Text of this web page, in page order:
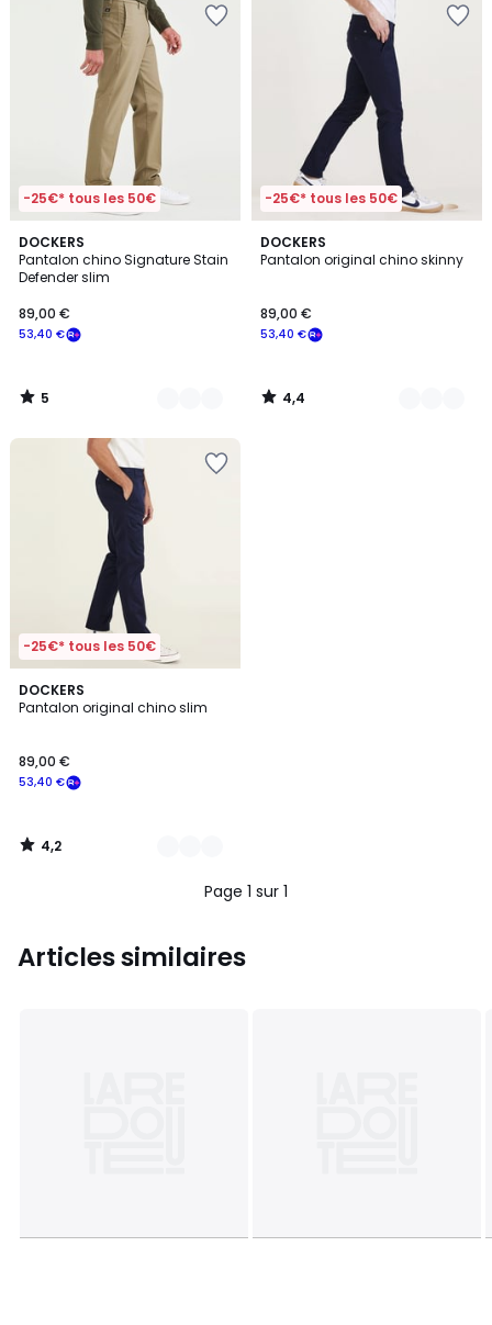
-25€* tous les 50€
DOCKERS
Pantalon chino Signature Stain
Defender slim
53,40 €
89,00 €
5
/
5
2
Couleurs
5
/
-25€* tous les 50€
DOCKERS
Pantalon original chino skinny
53,40 €
89,00 €
4,4
/ 5
4
Couleurs
4,4
/
-25€* tous les 50€
DOCKERS
Pantalon original chino slim
53,40 €
89,00 €
4,2
/ 5
4
Couleurs
4,2
/
Page 1 sur 1
Articles similaires